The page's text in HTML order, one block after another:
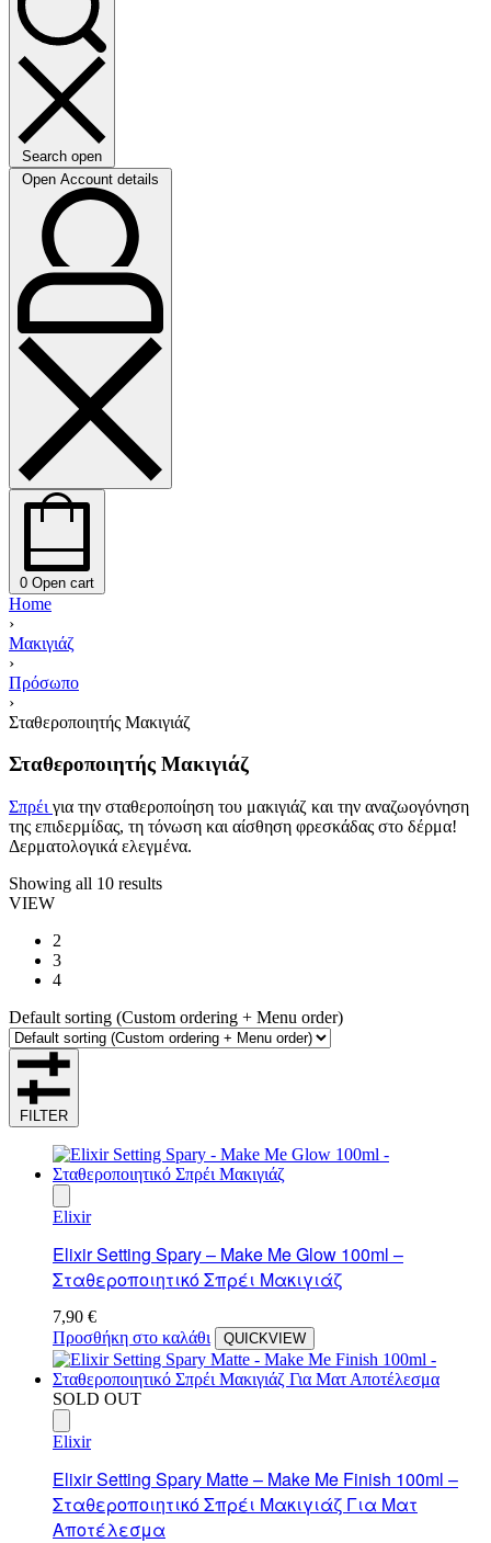
Search open
Open Account details
0 Open cart
Home
›
Μακιγιάζ
›
Πρόσωπο
›
Σταθεροποιητής Μακιγιάζ
Σταθεροποιητής Μακιγιάζ
Σπρέι για την σταθεροποίηση του μακιγιάζ και την αναζωογόνηση
της επιδερμίδας, τη τόνωση και αίσθηση φρεσκάδας στο δέρμα!
Δερματολογικά ελεγμένα.
Showing all 10 results
VIEW
2
3
4
Default sorting (Custom ordering + Menu order)
FILTER
Elixir
Elixir Setting Spary – Make Me Glow 100ml –
Σταθεροποιητικό Σπρέι Μακιγιάζ
7,90 €
Προσθήκη στο καλάθι
QUICKVIEW
SOLD OUT
Elixir
Elixir Setting Spary Matte – Make Me Finish 100ml –
Σταθεροποιητικό Σπρέι Μακιγιάζ Για Ματ
Αποτέλεσμα